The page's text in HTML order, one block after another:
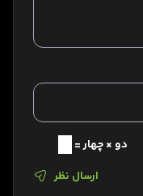
دو × چهار =
ارسال نظر